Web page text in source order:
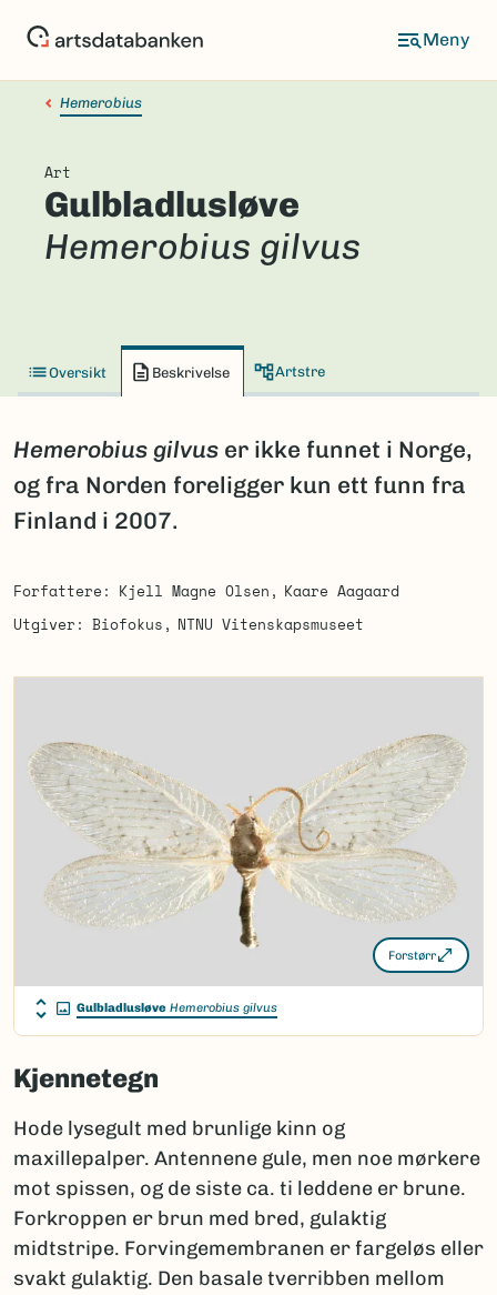
Hemerobius
Art
Gulbladlusløve
Hemerobius gilvus
Oversikt Beskrivelse Artstre
Hemerobius gilvus er ikke funnet i Norge,
og fra Norden foreligger kun ett funn fra
Finland i 2007.
Forfattere Kjell Magne Olsen
Kaare Aagaard
Utgiver
Biofokus NTNU Vitenskapsmuseet
Forstørr
Gulbladlusløve Hemerobius gilvus
Kjennetegn
Hode lysegult med brunlige kinn og
maxillepalper. Antennene gule, men noe mørkere
mot spissen, og de siste ca. ti leddene er brune.
Forkroppen er brun med bred, gulaktig
midtstripe. Forvingemembranen er fargeløs eller
svakt gulaktig. Den basale tverribben mellom